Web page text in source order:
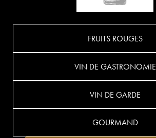
FRUITS ROUGES
VIN DE GASTRONOMIE
VIN DE GARDE
GOURMAND